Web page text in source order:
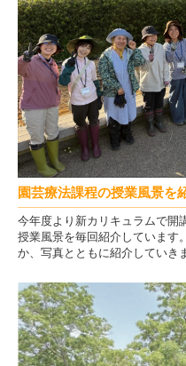
園芸療法課程の授業風景を
今年度より新カリキュラムで開
授業風景を毎回紹介しています
か、写真とともに紹介していき